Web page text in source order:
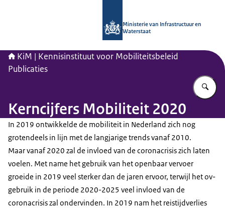
Ministerie van Infrastructuur en
Waterstaat
KiM | Kennisinstituut voor Mobiliteitsbeleid
Publicaties
Kerncijfers Mobiliteit 2020
In 2019 ontwikkelde de mobiliteit in Nederland zich nog
grotendeels in lijn met de langjarige trends vanaf 2010.
Maar vanaf 2020 zal de invloed van de coronacrisis zich laten
voelen. Met name het gebruik van het openbaar vervoer
groeide in 2019 veel sterker dan de jaren ervoor, terwijl het ov-
gebruik in de periode 2020-2025 veel invloed van de
coronacrisis zal ondervinden. In 2019 nam het reistijdverlies